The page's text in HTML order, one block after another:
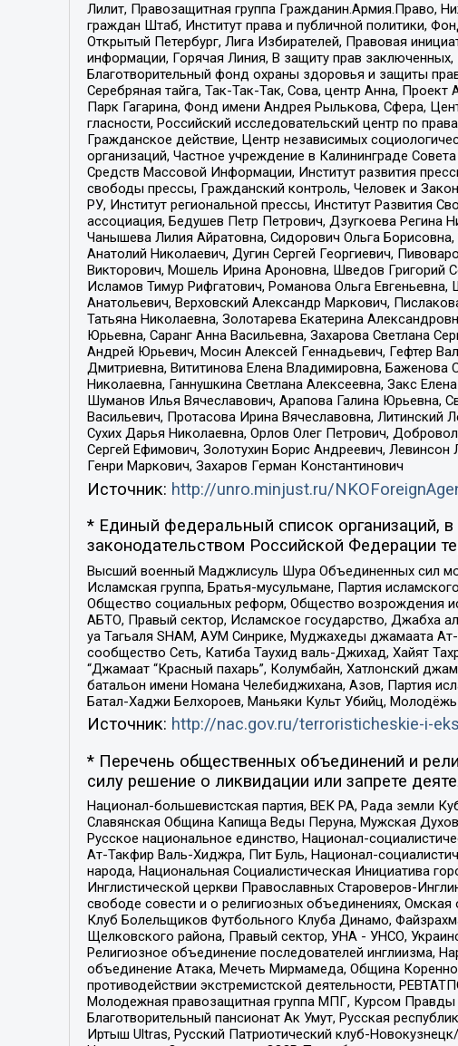
Лилит, Правозащитная группа Гражданин.Армия.Право,
граждан Штаб, Институт права и публичной политики,
Открытый Петербург, Лига Избирателей, Правовая
информации, Горячая Линия, В защиту прав
Благотворительный фонд охраны здоровья и защиты
Серебряная тайга, Так-Так-Так, Сова, центр Анна,
Парк Гагарина, Фонд имени Андрея Рылькова, Сфера,
гласности, Российский исследовательский центр по
Гражданское действие, Центр независимых
организаций, Частное учреждение в Калининграде
Средств Массовой Информации, Институт развития
свободы прессы, Гражданский контроль, Человек и
РУ, Институт региональной прессы, Институт Развития
ассоциация, Бедушев Петр Петрович, Дзугкоева
Чанышева Лилия Айратовна, Сидорович Ольга
Анатолий Николаевич, Дугин Сергей Георгиевич,
Викторович, Мошель Ирина Ароновна, Шведов Григорий
Исламов Тимур Рифгатович, Романова Ольга
Анатольевич, Верховский Александр Маркович,
Татьяна Николаевна, Золотарева Екатерина
Юрьевна, Саранг Анна Васильевна, Захарова Светлана
Андрей Юрьевич, Мосин Алексей Геннадьевич, Гефтер
Дмитриевна, Вититинова Елена Владимировна, Баженова
Николаевна, Ганнушкина Светлана Алексеевна, Закс
Шуманов Илья Вячеславович, Арапова Галина Юрьевна,
Васильевич, Протасова Ирина Вячеславовна,
Сухих Дарья Николаевна, Орлов Олег Петрович,
Сергей Ефимович, Золотухин Борис Андреевич,
Генри Маркович, Захаров Герман Константинович
Источник: http://unro.minjust.ru/
* Единый федеральный список организаций,
законодательством Российской Федерации
Высший военный Маджлисуль Шура Объединенных сил
Исламская группа, Братья-мусульмане, Партия
Общество социальных реформ, Общество возрождения
АБТО, Правый сектор, Исламское государство, Джабха
уа Тагьаля SHAM, АУМ Синрике, Муджахеды джамаата
сообщество Сеть, Катиба Таухид валь-Джихад, Хайят
“Джамаат “Красный пахарь”, Колумбайн, Хатлонский
батальон имени Номана Челебиджихана, Азов, Партия
Батал-Хаджи Белхороев, Маньяки Культ Убийц,
Источник: http://nac.gov.ru/terroristicheskie-i-
* Перечень общественных объединений и
силу решение о ликвидации или запрете
Национал-большевистская партия, ВЕК РА, Рада земли
Славянская Община Капища Веды Перуна, Мужская
Русское национальное единство, Национал-
Ат-Такфир Валь-Хиджра, Пит Буль, Национал-
народа, Национальная Социалистическая Инициатива
Инглистической церкви Православных Староверов-
свободе совести и о религиозных объединениях,
Клуб Болельщиков Футбольного Клуба Динамо,
Щелковского района, Правый сектор, УНА - УНСО,
Религиозное объединение последователей инглиизма,
объединение Атака, Мечеть Мирмамеда, Община
противодействии экстремистской деятельности,
Молодежная правозащитная группа МПГ, Курсом Правды
Благотворительный пансионат Ак Умут, Русская
Иртыш Ultras, Русский Патриотический клуб-